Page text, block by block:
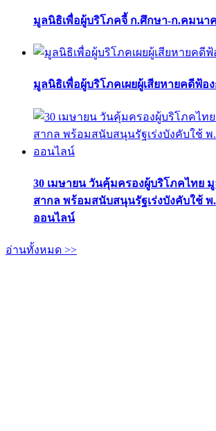
มูลนิธิเพื่อผู้บริโภคจี้ ก.ศึกษา-ก.คมนา
มูลนิธิเพื่อผู้บริโภคเผยผู้เสียหายคดีฟ้
30 เมษายน วันคุ้มครองผู้บริโภคไทย
สากล พร้อมสนับสนุนรัฐเร่งบังคับใช้
ออนไลน์
อ่านทั้งหมด >>